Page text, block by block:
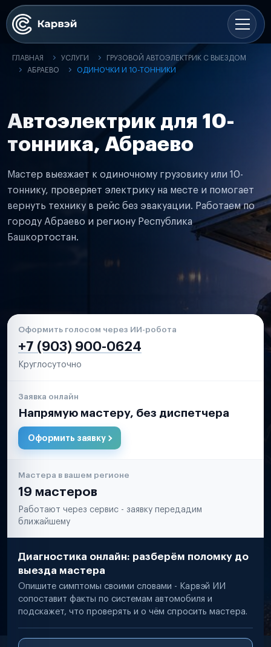
ГЛАВНАЯ УСЛУГИ
ГРУЗОВОЙ АВТОЭЛЕКТРИК С ВЫЕЗДОМ
АБРАЕВО
ОДИНОЧКИ И 10-ТОННИКИ
Автоэлектрик для 10-
тонника, Абраево
Мастер выезжает к одиночному грузовику или 10-
тоннику, проверяет электрику на месте и помогает
вернуть технику в рейс без эвакуации. Работаем по
городу Абраево и региону Республика
Башкортостан.
Оформить голосом через ИИ-робота
+7 (903) 900-0624
Круглосуточно
Заявка онлайн
Напрямую мастеру, без диспетчера
Оформить заявку
Мастера в вашем регионе
19 мастеров
Работают через сервис - заявку передадим
ближайшему
Диагностика онлайн: разберём поломку до
выезда мастера
Опишите симптомы своими словами - Карвэй ИИ
сопоставит факты по системам автомобиля и
подскажет, что проверять и о чём спросить мастера.